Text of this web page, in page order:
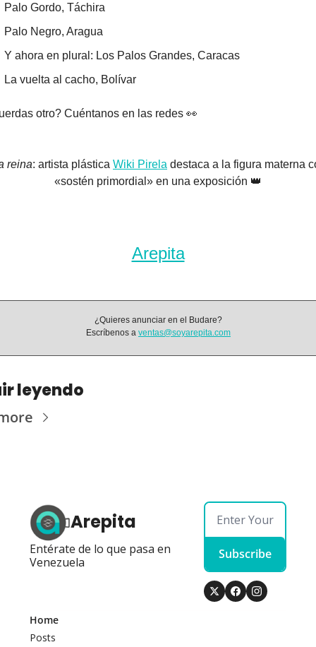
Palo Gordo, Táchira
Palo Negro, Aragua
Y ahora en plural: Los Palos Grandes, Caracas
La vuelta al cacho, Bolívar
otro? Cuéntanos en las redes 👀
reina: artista plástica Wiki Pirela destaca a la figura materna
«sostén primordial» en una exposición 👑
Arepita
¿Quieres anunciar en el Budare?
Escríbenos a ventas@soyarepita.com
leyendo
Arepita
Entérate de lo que pasa en
Venezuela
Subscribe
Home
Posts